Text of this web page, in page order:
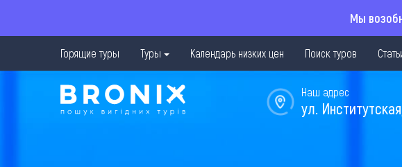
Мы
Горящие туры Туры Календарь низких цен Поиск туров
Наш адрес
ул.